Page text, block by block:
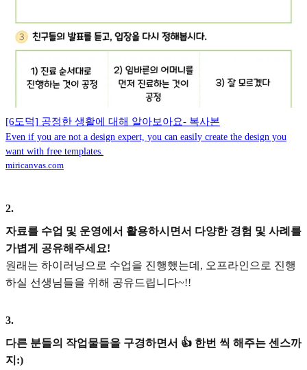
[6도덕] 공정한 생활에 대해 알아보아요- 복사본
Even if you are not a design expert, you can easily create the design you
want with free templates.
miricanvas.com
2.
자료를 수업 및 운영에서 활용하시면서 다양한 경험 및 사례를
가볍게 공유해주세요!
원래는 하이러닝으로 수업을 진행했는데, 오프라인으로 진행
하실 선생님들을 위해 공유드립니다~!!
3.
다른 분들의 작업물들을 구경하면서 👍 한번 씩 해주는 센스까
지:)